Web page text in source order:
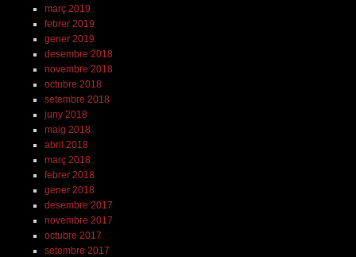
març 2019
febrer 2019
gener 2019
desembre 2018
novembre 2018
octubre 2018
setembre 2018
juny 2018
maig 2018
abril 2018
març 2018
febrer 2018
gener 2018
desembre 2017
novembre 2017
octubre 2017
setembre 2017